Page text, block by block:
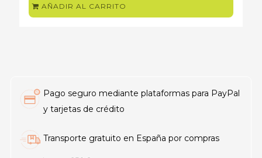
AÑADIR AL CARRITO
Pago seguro mediante plataformas para PayPal
y tarjetas de crédito
Transporte gratuito en España por compras